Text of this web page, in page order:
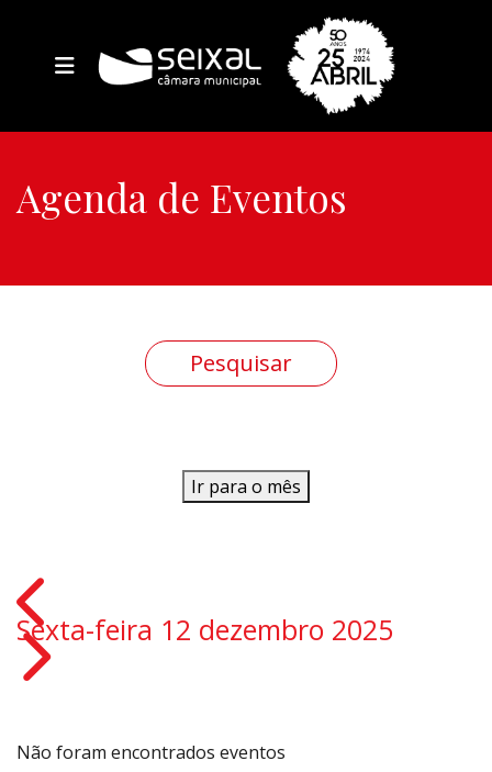
Agenda de Eventos
Ir para o mês
Sexta-feira 12 dezembro 2025
Não foram encontrados eventos